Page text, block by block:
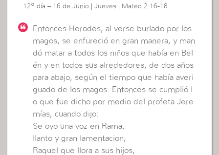
12º día – 16 de Junio | Jueves | Mateo 2:16-18
Entonces Herodes, al verse burlado por los
magos, se enfureció en gran manera, y man
dó matar a todos los niños que había en Bel
én y en todos sus alrededores, de dos años
para abajo, según el tiempo que había averi
guado de los magos. Entonces se cumplió l
o que fue dicho por medio del profeta Jere
mías, cuando dijo:
Se oyo una voz en Rama,
llanto y gran lamentacion;
Raquel que llora a sus hijos,